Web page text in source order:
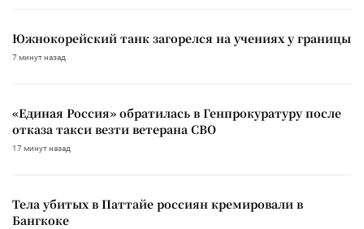
Южнокорейский танк загорелся на учениях у границы
7 минут назад
«Единая Россия» обратилась в Генпрокуратуру после
отказа такси везти ветерана СВО
17 минут назад
Тела убитых в Паттайе россиян кремировали в
Бангкоке